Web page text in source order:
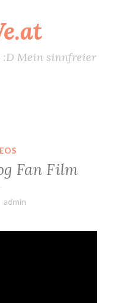
:D Mein sinnfreier
Fan Film
admin